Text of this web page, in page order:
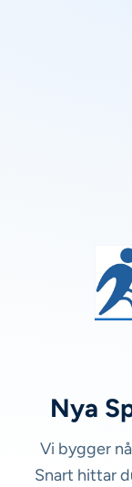
Nya
Vi bygger
Snart hittar